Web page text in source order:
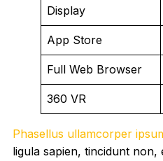
Display
App Store
Full Web Browser
360 VR
Phasellus ullamcorper
ligula sapien, tincidunt non,